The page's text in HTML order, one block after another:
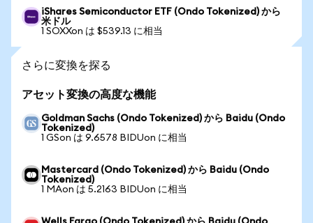
iShares Semiconductor ETF (Ondo Tokenized) から
米ドル
1 SOXXon は $539.13 に相当
さらに変換を探る
アセット変換の高度な機能
Goldman Sachs (Ondo Tokenized) から Baidu (Ondo
Tokenized)
1 GSon は 9.6578 BIDUon に相当
Mastercard (Ondo Tokenized) から Baidu (Ondo
Tokenized)
1 MAon は 5.2163 BIDUon に相当